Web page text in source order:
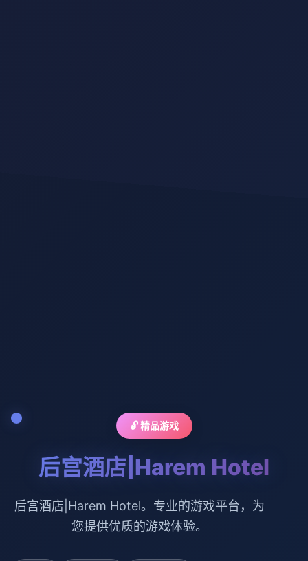
🔓 精品游戏
后宫酒店|Harem Hotel
后宫酒店|Harem Hotel。专业的游戏平台，为
您提供优质的游戏体验。